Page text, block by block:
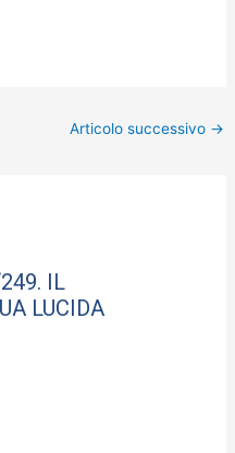
Articolo successivo →
IL
LUCIDA